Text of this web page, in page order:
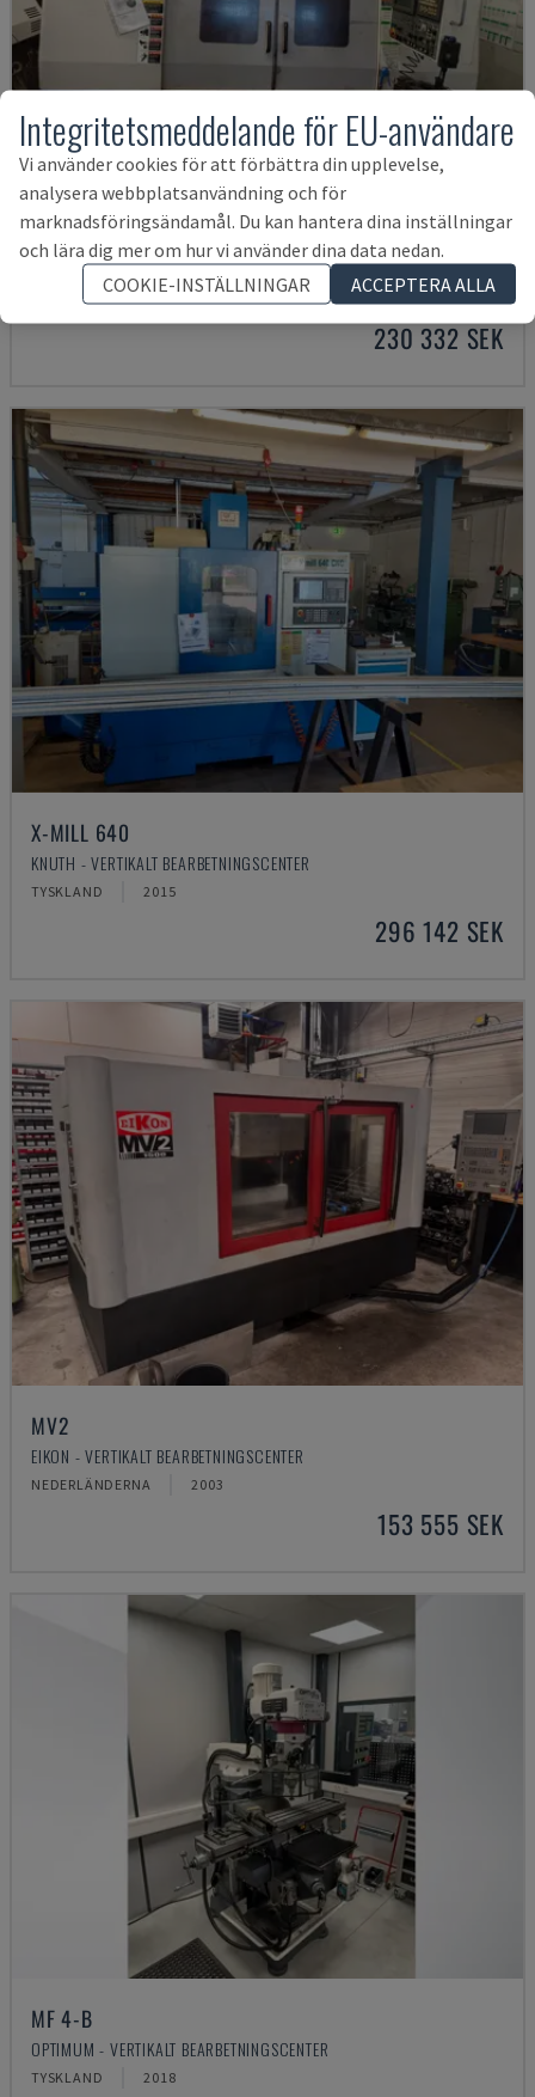
MYNX 550
DAEWOO - VERTIKALT BEARBETNINGSCENTER
ITALIEN 2003
230 332 SEK
X-MILL 640
KNUTH - VERTIKALT BEARBETNINGSCENTER
TYSKLAND 2015
296 142 SEK
MV2
EIKON - VERTIKALT BEARBETNINGSCENTER
NEDERLÄNDERNA 2003
153 555 SEK
MF 4-B
OPTIMUM - VERTIKALT BEARBETNINGSCENTER
TYSKLAND 2018
Integritetsmeddelande för EU-användare
Vi använder cookies för att förbättra din upplevelse,
analysera webbplatsanvändning och för
marknadsföringsändamål. Du kan hantera dina inställningar
och lära dig mer om hur vi använder dina data nedan.
COOKIE-INSTÄLLNINGAR
ACCEPTERA ALLA